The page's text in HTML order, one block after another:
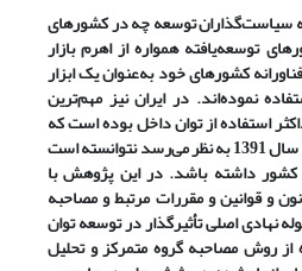
سیاست‌گذاران توسعه چه در کشورهای
توسعه‌یافته همواره از اهرم بازار
کشورهای خود به‌عنوان یک ابزار
نموده‌اند. در ایران نیز مهم‌ترین
استفاده از توان داخل بوده است که
علیرغم اصلاح نسخه اولیه در سال 1391 به نظر می‌رسد نتوانسته است
کشور داشته باشد. در این پژوهش با
و قوانین و مقررات مرتبط و مصاحبه
نهادی اصلی تأثیرگذار در توسعه توان
از روش مصاحبه گروه متمرکز و تحلیل